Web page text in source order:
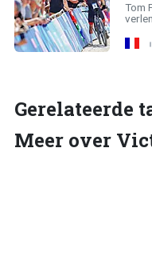
Tom
Gerelateerde
Meer over